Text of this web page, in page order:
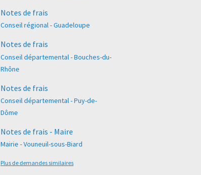
Notes de frais
Conseil régional - Guadeloupe
Notes de frais
Conseil départemental - Bouches-du-
Rhône
Notes de frais
Conseil départemental - Puy-de-
Dôme
Notes de frais - Maire
Mairie - Vouneuil-sous-Biard
Plus de demandes similaires